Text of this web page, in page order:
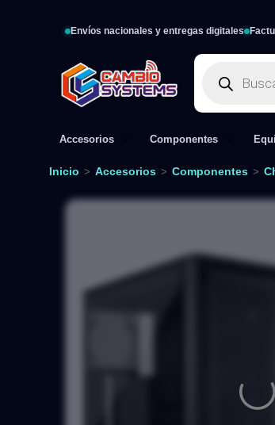
Envíos nacionales y entregas digitales
Accesorios Componentes
Inicio > Accesorios > Componentes >